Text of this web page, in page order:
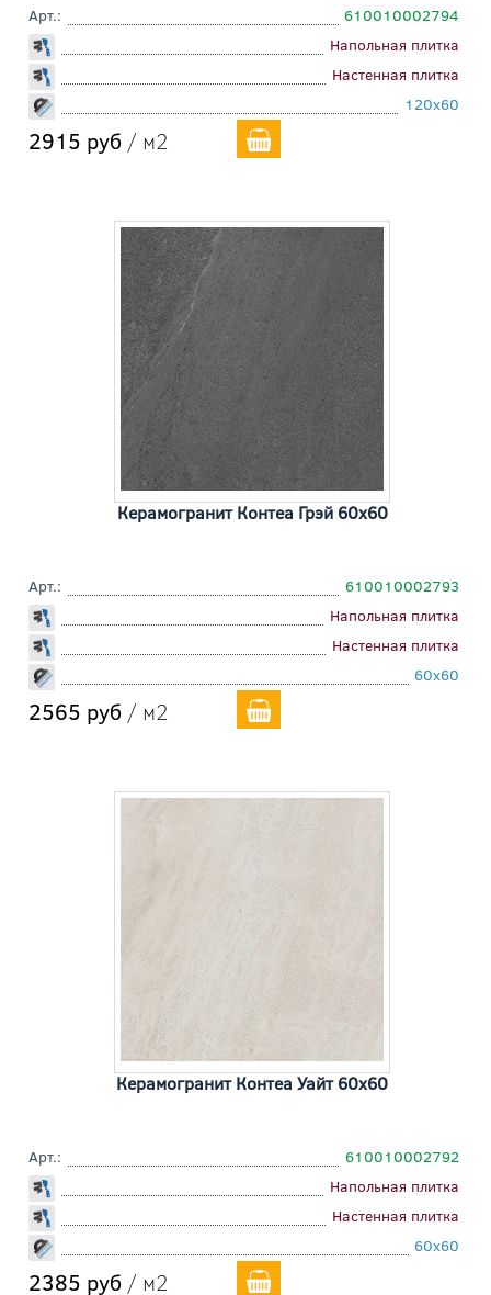
Арт.:
610010002794
Напольная плитка
Настенная плитка
120x60
2915 руб / м2
Керамогранит Контеа Грэй 60x60
Арт.:
610010002793
Напольная плитка
Настенная плитка
60x60
2565 руб / м2
Керамогранит Контеа Уайт 60x60
Арт.:
610010002792
Напольная плитка
Настенная плитка
60x60
2385 руб / м2